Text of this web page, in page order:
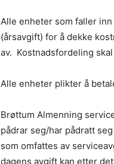
Alle enheter som faller
(årsavgift) for å dekke
av. Kostnadsfordeling
Alle enheter plikter å
Brøttum Almenning
pådrar seg/har pådratt
som omfattes av
dagens avgift kan etter